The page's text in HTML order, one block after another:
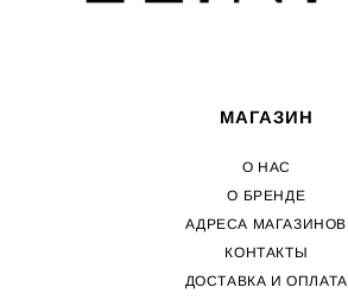
МАГАЗИН
О НАС
О БРЕНДЕ
АДРЕСА МАГАЗИНОВ
КОНТАКТЫ
ДОСТАВКА И ОПЛАТА